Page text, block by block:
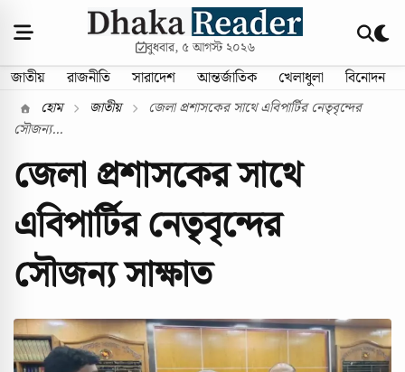
বুধবার, ৫ আগস্ট ২০২৬
জাতীয় রাজনীতি সারাদেশ আন্তর্জাতিক খেলাধুলা বিনোদন
হোম জাতীয়
জেলা প্রশাসকের সাথে এবিপার্টির নেতৃবৃন্দের
সৌজন্য...
জেলা প্রশাসকের সাথে
এবিপার্টির নেতৃবৃন্দের
সৌজন্য সাক্ষাত